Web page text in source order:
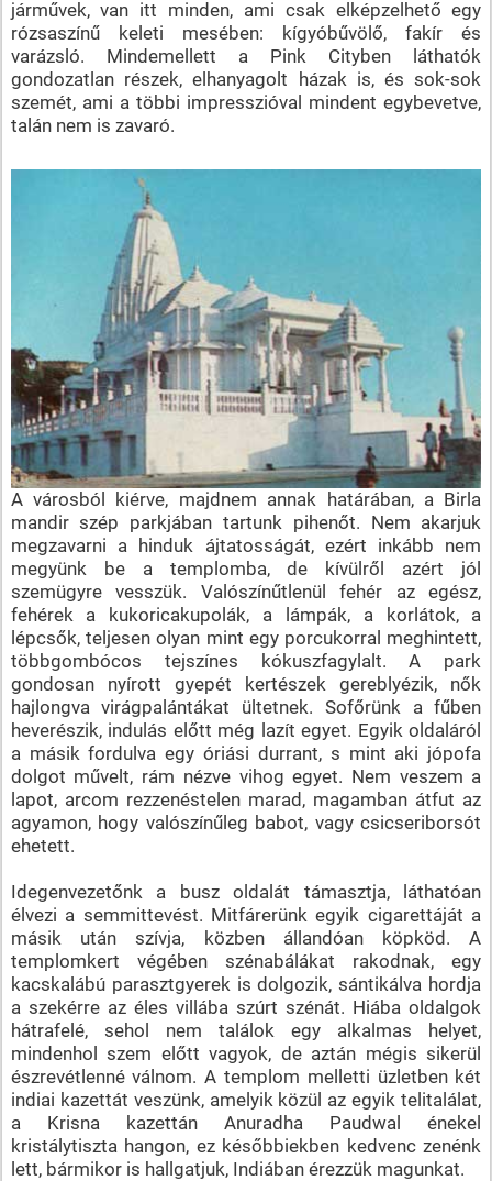
járművek, van itt minden, ami csak elképzelhető egy
rózsaszínű keleti mesében: kígyóbűvölő, fakír és
varázsló. Mindemellett a Pink Cityben láthatók
gondozatlan részek, elhanyagolt házak is, és sok-sok
szemét, ami a többi impresszióval mindent egybevetve,
talán nem is zavaró.
A városból kiérve, majdnem annak határában, a Birla
mandir szép parkjában tartunk pihenőt. Nem akarjuk
megzavarni a hinduk ájtatosságát, ezért inkább nem
megyünk be a templomba, de kívülről azért jól
szemügyre vesszük. Valószínűtlenül fehér az egész,
fehérek a kukoricakupolák, a lámpák, a korlátok, a
lépcsők, teljesen olyan mint egy porcukorral meghintett,
többgombócos tejszínes kókuszfagylalt. A park
gondosan nyírott gyepét kertészek gereblyézik, nők
hajlongva virágpalántákat ültetnek. Sofőrünk a fűben
heverészik, indulás előtt még lazít egyet. Egyik oldaláról
a másik fordulva egy óriási durrant, s mint aki jópofa
dolgot művelt, rám nézve vihog egyet. Nem veszem a
lapot, arcom rezzenéstelen marad, magamban átfut az
agyamon, hogy valószínűleg babot, vagy csicseriborsót
ehetett.
Idegenvezetőnk a busz oldalát támasztja, láthatóan
élvezi a semmittevést. Mitfárerünk egyik cigarettáját a
másik után szívja, közben állandóan köpköd. A
templomkert végében szénabálákat rakodnak, egy
kacskalábú parasztgyerek is dolgozik, sántikálva hordja
a szekérre az éles villába szúrt szénát. Hiába oldalgok
hátrafelé, sehol nem találok egy alkalmas helyet,
mindenhol szem előtt vagyok, de aztán mégis sikerül
észrevétlenné válnom. A templom melletti üzletben két
indiai kazettát veszünk, amelyik közül az egyik telitalálat,
a Krisna kazettán Anuradha Paudwal énekel
kristálytiszta hangon, ez későbbiekben kedvenc zenénk
lett, bármikor is hallgatjuk, Indiában érezzük magunkat.